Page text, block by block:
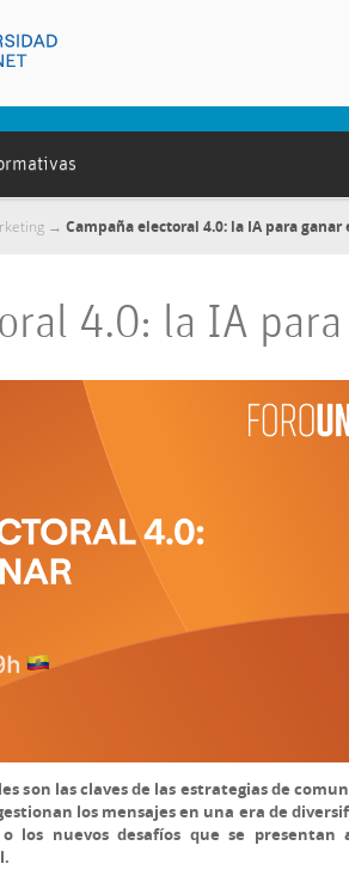
→ Campaña electoral 4.0: la IA para ganar
4.0: la IA
son las claves de las estrategias de
los mensajes en una era de
los nuevos desafíos que se presentan